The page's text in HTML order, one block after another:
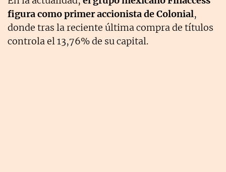
figura como primer accionista de Colonial,
donde tras la reciente última compra de títulos
controla el 13,76% de su capital.